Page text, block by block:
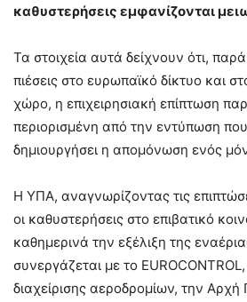
καθυστερήσεις εμφανίζονται
Τα στοιχεία αυτά δείχνουν ότι,
πιέσεις στο ευρωπαϊκό δίκτυο και
χώρο, η επιχειρησιακή επίπτωση
περιορισμένη από την εντύπωση
δημιουργήσει η απομόνωση ενός
Η ΥΠΑ, αναγνωρίζοντας τις
οι καθυστερήσεις στο επιβατικό
καθημερινά την εξέλιξη της
συνεργάζεται με το
διαχείρισης αεροδρομίων, την Αρχή